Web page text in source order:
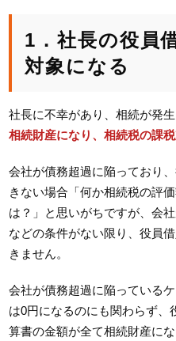
1．社長の役員
対象になる
社長に不幸があり、相続が発
相続財産になり、相続税の課
会社が債務超過に陥っており
きない場合「何か相続税の評
は？」と思いがちですが、会
などの条件がない限り、役員
きません。
会社が債務超過に陥っている
は0円になるのにも関わらず
算書の金額が全て相続財産に